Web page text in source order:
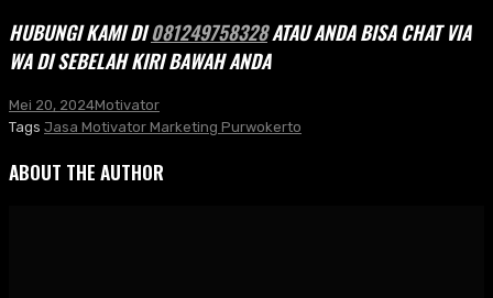
HUBUNGI KAMI DI081249758328ATAU ANDA BISA CHAT VIA
WA DI SEBELAH KIRI BAWAH ANDA
Mei 20, 2024Motivator
Tags Jasa Motivator Marketing Purwokerto
ABOUT THE AUTHOR